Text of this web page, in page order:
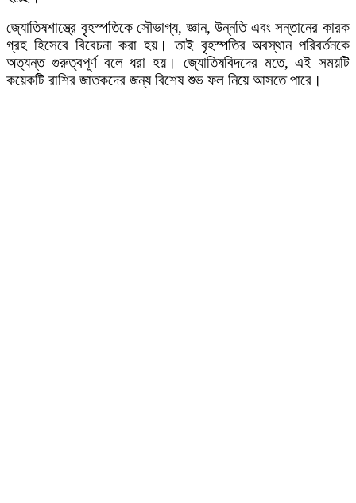
জ্যোতিষশাস্ত্রে বৃহস্পতিকে সৌভাগ্য, জ্ঞান, উন্নতি এবং সন্তানের কারক
গ্রহ হিসেবে বিবেচনা করা হয়। তাই বৃহস্পতির অবস্থান পরিবর্তনকে
অত্যন্ত গুরুত্বপূর্ণ বলে ধরা হয়। জ্যোতিষবিদদের মতে, এই সময়টি
কয়েকটি রাশির জাতকদের জন্য বিশেষ শুভ ফল নিয়ে আসতে পারে।